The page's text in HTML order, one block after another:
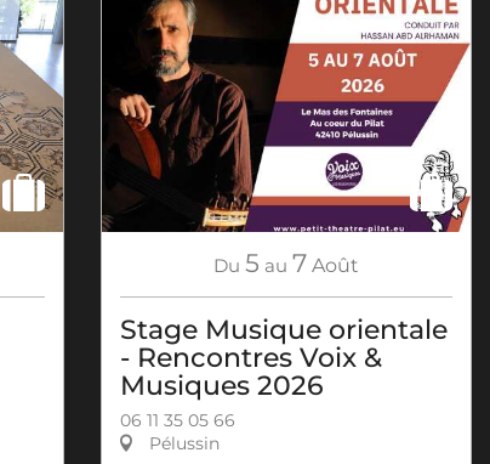
Du 5 au 7 Août
Stage Musique orientale
- Rencontres Voix &
Musiques 2026
06 11 35 05 66
Pélussin